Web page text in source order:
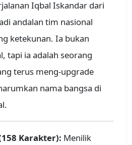
Iqbal Iskandar dari
andalan tim nasional
ketekunan. Ia bukan
tapi ia adalah seorang
terus meng-upgrade
nama bangsa di
Karakter): Menilik